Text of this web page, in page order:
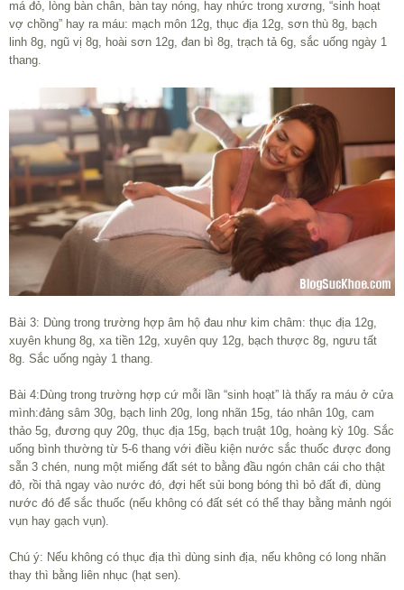
má đỏ, lòng bàn chân, bàn tay nóng, hay nhức trong xương, “sinh hoạt
vợ chồng” hay ra máu: mạch môn 12g, thục địa 12g, sơn thù 8g, bạch
linh 8g, ngũ vị 8g, hoài sơn 12g, đan bì 8g, trạch tả 6g, sắc uống ngày 1
thang.
Bài 3: Dùng trong trường hợp âm hộ đau như kim châm: thục địa 12g,
xuyên khung 8g, xa tiền 12g, xuyên quy 12g, bạch thược 8g, ngưu tất
8g. Sắc uống ngày 1 thang.
Bài 4:Dùng trong trường hợp cứ mỗi lần “sinh hoạt” là thấy ra máu ở cửa
mình:đảng sâm 30g, bạch linh 20g, long nhãn 15g, táo nhân 10g, cam
thảo 5g, đương quy 20g, thục địa 15g, bạch truật 10g, hoàng kỳ 10g. Sắc
uống bình thường từ 5-6 thang với điều kiện nước sắc thuốc được đong
sẵn 3 chén, nung một miếng đất sét to bằng đầu ngón chân cái cho thật
đỏ, rồi thả ngay vào nước đó, đợi hết sủi bong bóng thì bỏ đất đi, dùng
nước đó để sắc thuốc (nếu không có đất sét có thể thay bằng mảnh ngói
vụn hay gạch vụn).
Chú ý: Nếu không có thục địa thì dùng sinh địa, nếu không có long nhãn
thay thì bằng liên nhục (hạt sen).